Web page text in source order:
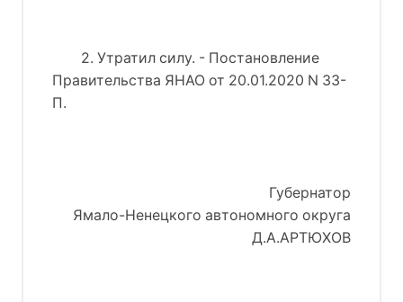
2. Утратил силу. - Постановление
Правительства ЯНАО от 20.01.2020 N 33-
П.
Губернатор
Ямало-Ненецкого автономного округа
Д.А.АРТЮХОВ